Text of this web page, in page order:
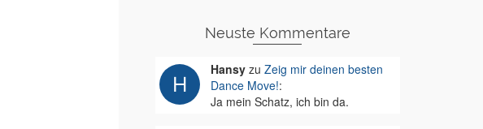
Neuste Kommentare
Hansyzu Zeig mir deinen besten
Dance Move!:
Ja mein Schatz, ich bin da.